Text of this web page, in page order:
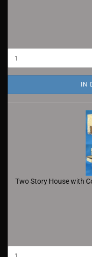
IN
Two Story House with